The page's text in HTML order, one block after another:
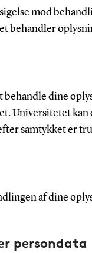
mod
behandler
behandle dine
Universitetet
samtykket er
af dine
persondata